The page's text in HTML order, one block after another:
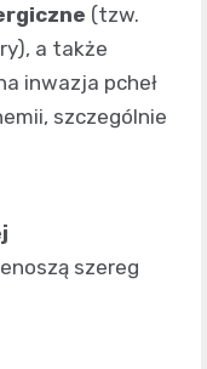
(tzw.
a także
inwazja pcheł
szczególnie
szereg